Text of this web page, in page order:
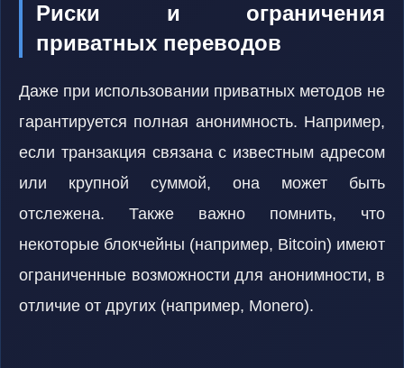
Риски и ограничения
приватных переводов
Даже при использовании приватных методов не
гарантируется полная анонимность. Например,
если транзакция связана с известным адресом
или крупной суммой, она может быть
отслежена. Также важно помнить, что
некоторые блокчейны (например, Bitcoin) имеют
ограниченные возможности для анонимности, в
отличие от других (например, Monero).